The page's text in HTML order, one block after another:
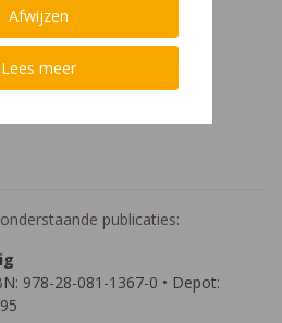
publicaties:
978-28-081-1367-0 • Depot:
Afwijzen
Lees meer